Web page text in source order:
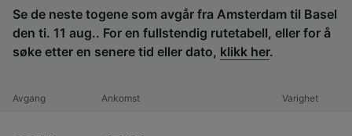
Se de neste togene som avgår fra Amsterdam til Basel
den ti. 11 aug.. For en fullstendig rutetabell, eller for å
søke etter en senere tid eller dato, klikk her.
Avgang Ankomst Varighet